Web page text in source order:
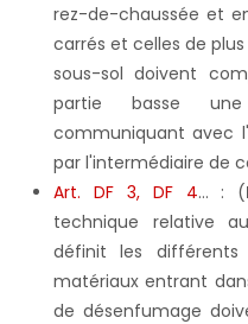
rez-de-chaussée et
carrés et celles de
sous-sol doivent
partie basse
communiquant avec
par l'intermédiaire de
Art. DF 3, DF 4... : (
technique relative
définit les différents
matériaux entrant
de désenfumage